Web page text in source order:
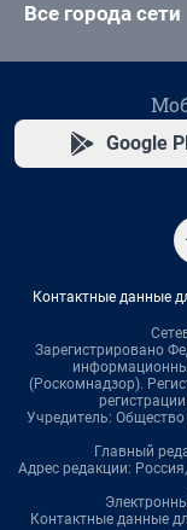
Все города сети
Google
Контактные данные
Зарегистрировано
(Роскомнадзор).
Учредитель:
Главный
Адрес редакции:
Контактные данные